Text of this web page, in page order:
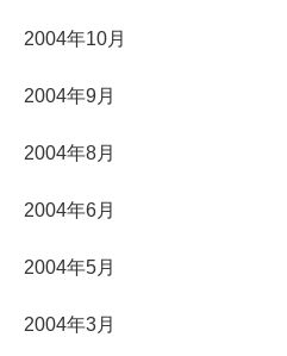
2004年10月
2004年9月
2004年8月
2004年6月
2004年5月
2004年3月